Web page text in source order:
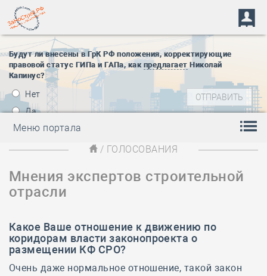
Будут ли внесены в ГрК РФ положения, корректирующие
правовой статус ГИПа и ГАПа, как предлагает Николай
Капинус?
Нет
Да
Меню портала
/ ГОЛОСОВАНИЯ
Мнения экспертов строительной
отрасли
Какое Ваше отношение кдвижению по
коридорам власти законопроекта о
размещении КФ СРО?
Очень даже нормальное отношение, такой закон